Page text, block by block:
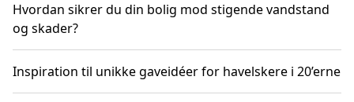
Hvordan sikrer du din bolig mod stigende vandstand
og skader?
Inspiration til unikke gaveidéer for havelskere i 20’erne